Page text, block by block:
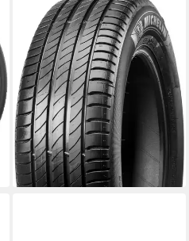
MICHELIN
Sommerreifen E PRIMACY, in
verschiedenen Ausführungen
erhältlich
Kraftstoffeffizienz
Produktdatenblatt
Nasshaftung
Produktdatenblatt
ab 209,99 € UVP 222,99 €
-6%
lieferbar - in 4-5 Werktagen bei dir